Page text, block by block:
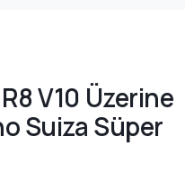
V10 Üzerine
Suiza Süper